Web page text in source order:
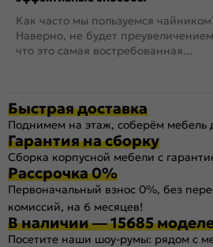
Как часто мы пользуемся
Наверно, не будет преувеличением
что это самая востребованная...
Быстрая доставка
Поднимем на этаж, соберём мебель
Гарантия на сборку
Сборка корпусной мебели с
Рассрочка 0%
Первоначальный взнос 0%, без
комиссий, на 6 месяцев!
В наличии — 15685
Посетите наши шоу-румы: рядом с